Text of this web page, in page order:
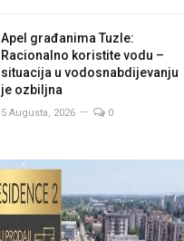
Apel građanima Tuzle:
Racionalno koristite vodu –
situacija u vodosnabdijevanju
je ozbiljna
5 Augusta, 2026 0